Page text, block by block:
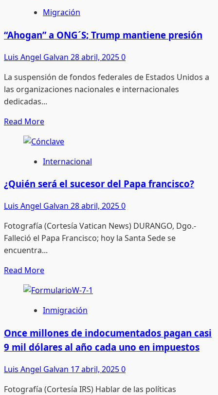
Esperanza
humanidad
del
de
Francisco
Migración
“Ahogan” a ONG´S; Trump mantiene presión
Luis Angel Galvan 28 abril, 20250
La suspensión de fondos federales de Estados Unidos a
las organizaciones nacionales e internacionales
dedicadas...
Read MoreRead
about
“Ahogan”
ONG
Trump
presión
Internacional
¿Quién será el sucesor del Papa francisco?
Luis Angel Galvan 28 abril, 20250
Fotografía (Cortesía Vatican News) DURANGO, Dgo.-
Falleció el Papa Francisco; hoy la Santa Sede se
encuentra...
Read MoreRead
about
¿Quién
el
sucesor
del
Papa
Inmigración
Once millones de indocumentados pagan casi
9 mil dólares al año cada uno en impuestos
Luis Angel Galvan 17 abril, 20250
Fotografía (Cortesía IRS) Hablar de las políticas